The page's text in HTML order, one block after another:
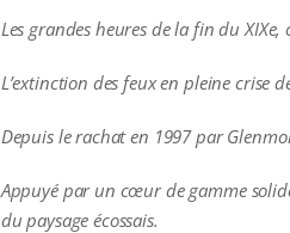
Les grandes heures de la fin du
L’extinction des feux en pleine crise
Depuis le rachat en 1997 par
Appuyé par un cœur de gamme
du paysage écossais.